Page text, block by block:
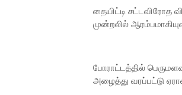
தையிட்டி சட்டவிரோத
முன்றலில்
போராட்டத்தில்
அழைத்து வரப்பட்டு